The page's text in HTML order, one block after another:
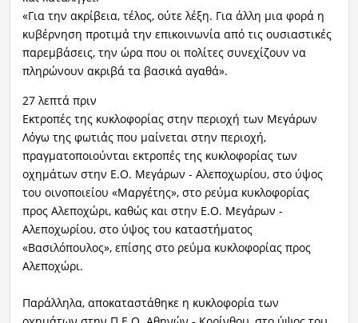
«Για την ακρίβεια, τέλος, ούτε λέξη. Για άλλη μια φορά η
κυβέρνηση προτιμά την επικοινωνία από τις ουσιαστικές
παρεμβάσεις, την ώρα που οι πολίτες συνεχίζουν να
πληρώνουν ακριβά τα βασικά αγαθά».
27 λεπτά πριν
Εκτροπές της κυκλοφορίας στην περιοχή των Μεγάρων
Λόγω της φωτιάς που μαίνεται στην περιοχή,
πραγματοποιούνται εκτροπές της κυκλοφορίας των
οχημάτων στην Ε.Ο. Μεγάρων - Αλεποχωρίου, στο ύψος
του οινοποιείου «Μαργέτης», στο ρεύμα κυκλοφορίας
προς Αλεποχώρι, καθώς και στην Ε.Ο. Μεγάρων -
Αλεποχωρίου, στο ύψος του καταστήματος
«Βασιλόπουλος», επίσης στο ρεύμα κυκλοφορίας προς
Αλεποχώρι.
Παράλληλα, αποκαταστάθηκε η κυκλοφορία των